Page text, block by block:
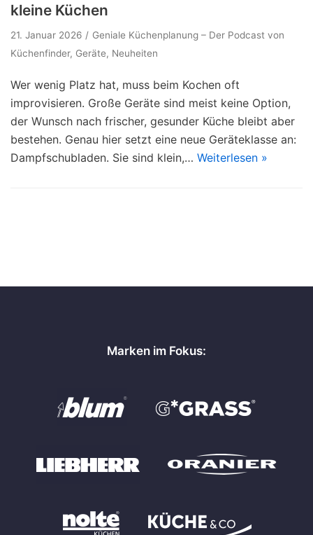
kleine Küchen
21. Januar 2026
Geniale Küchenplanung – Der Podcast von
Küchenfinder, Geräte, Neuheiten
Wer wenig Platz hat, muss beim Kochen oft
improvisieren. Große Geräte sind meist keine Option,
der Wunsch nach frischer, gesunder Küche bleibt aber
bestehen. Genau hier setzt eine neue Geräteklasse an:
Dampfschubladen. Sie sind klein,… Weiterlesen »
Marken im Fokus: